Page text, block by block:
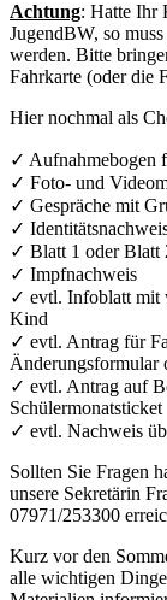
Achtung: Hatte Ihr
JugendBW, so
werden. Bitte
Fahrkarte (oder die
Hier nochmal als
✓ Aufnahmebogen
✓ Foto- und
✓ Gespräche mit
✓
✓ Blatt 1 oder Blatt
✓ Impfnachweis
✓ evtl. Infoblatt mit
Kind
✓ evtl. Antrag für
Änderungsformular
✓ evtl. Antrag auf
Schülermonatsticket
✓ evtl. Nachweis
Sollten Sie Fragen
unsere Sekretärin
07971/253300
Kurz vor den
alle wichtigen